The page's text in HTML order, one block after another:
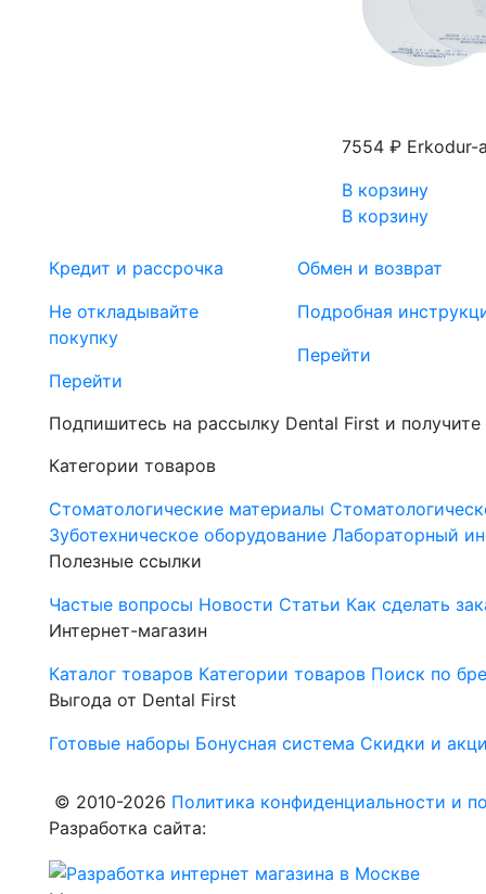
7554 ₽
В корзину
В корзину
Кредит и рассрочка
Не откладывайте
покупку
Перейти
Обмен и возврат
Подробная
Перейти
Подпишитесь на рассылку Dental First и
Категории товаров
Стоматологические материалы
Зуботехническое оборудование Лабораторный
Полезные ссылки
Частые вопросы Новости Статьи Как сделать
Интернет-магазин
Каталог товаров Категории товаров Поиск по
Выгода от Dental First
Готовые наборы Бонусная система Скидки и
© 2010-2026 Политика конфиденциальности и
Разработка сайта: